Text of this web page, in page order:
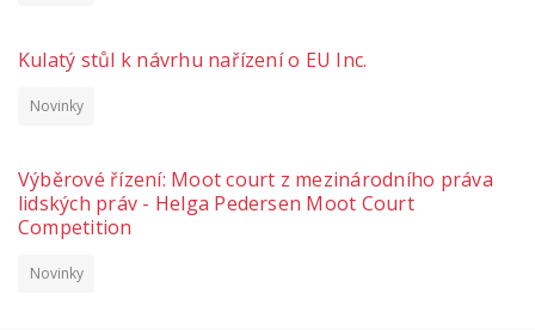
Kulatý stůl k návrhu nařízení o EU Inc.
Novinky
Výběrové řízení: Moot court z mezinárodního práva
lidských práv - Helga Pedersen Moot Court
Competition
Novinky